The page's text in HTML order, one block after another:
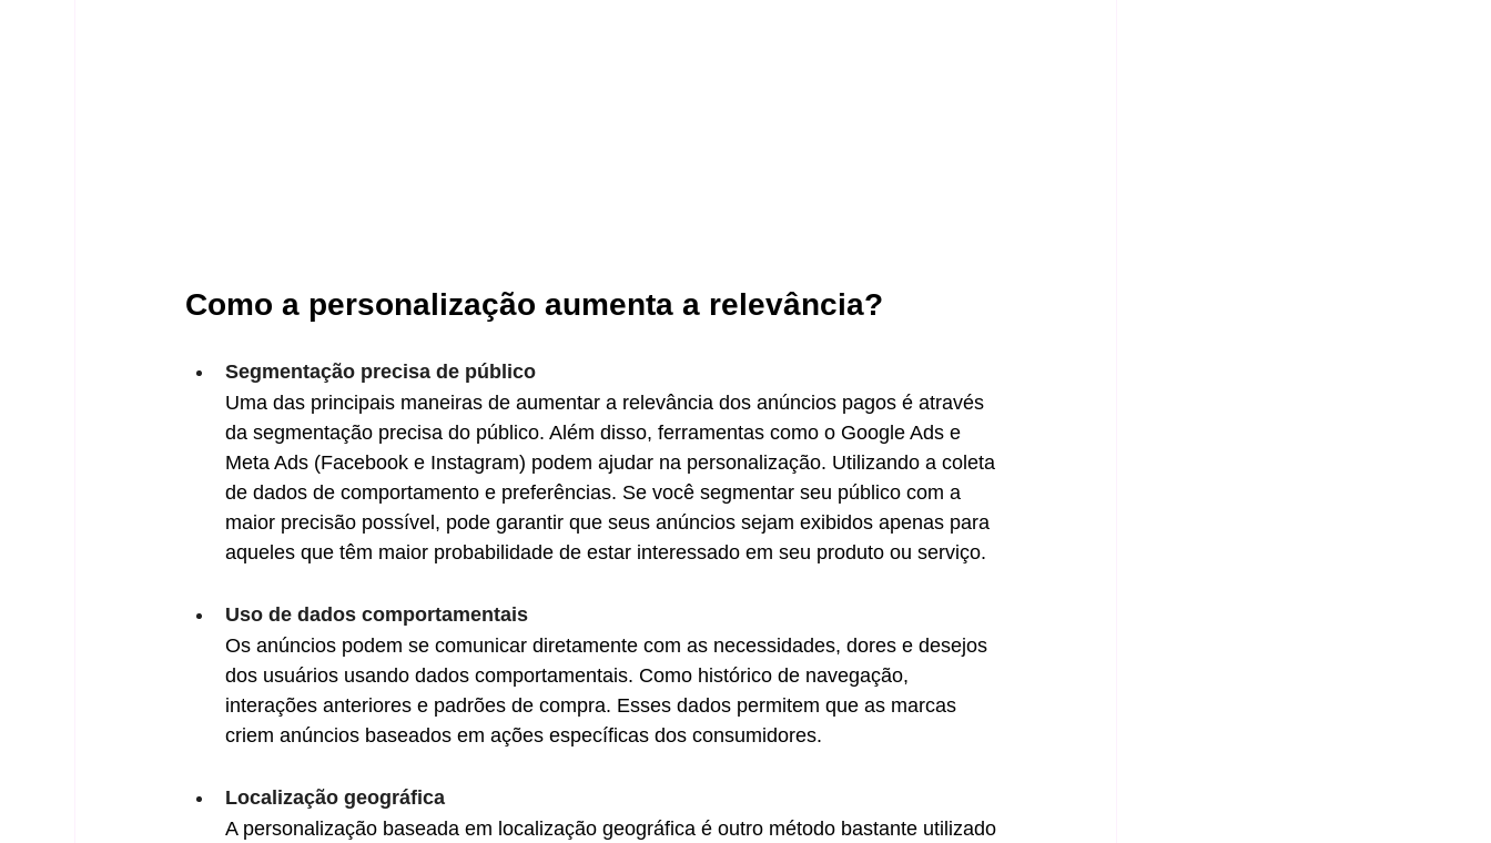
Como a personalização aumenta a relevância?
Segmentação precisa de público
Uma das principais maneiras de aumentar a relevância dos anúncios pagos é através
da segmentação precisa do público. Além disso, ferramentas como o Google Ads e
Meta Ads (Facebook e Instagram) podem ajudar na personalização. Utilizando a coleta
de dados de comportamento e preferências. Se você segmentar seu público com a
maior precisão possível, pode garantir que seus anúncios sejam exibidos apenas para
aqueles que têm maior probabilidade de estar interessado em seu produto ou serviço.
Uso de dados comportamentais
Os anúncios podem se comunicar diretamente com as necessidades, dores e desejos
dos usuários usando dados comportamentais. Como histórico de navegação,
interações anteriores e padrões de compra. Esses dados permitem que as marcas
criem anúncios baseados em ações específicas dos consumidores.
Localização geográfica
A personalização baseada em localização geográfica é outro método bastante utilizado